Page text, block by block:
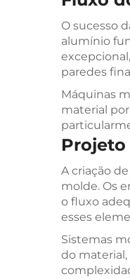
O sucesso
alumínio
paredes
Máquinas
material
A criação
molde. Os
o fluxo
esses
Sistemas
do